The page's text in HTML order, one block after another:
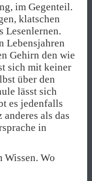
im Gegenteil.
klatschen
Lesenlernen.
Lebensjahren
Gehirn den wie
sich mit keiner
über den
lässt sich
es jedenfalls
als das
in
Wissen. Wo